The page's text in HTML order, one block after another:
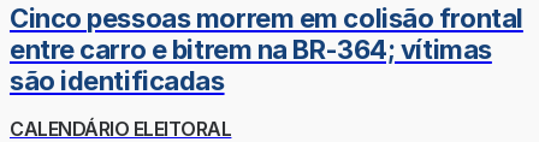
Cinco pessoas morrem em colisão frontal
entre carro e bitrem na BR-364; vítimas
são identificadas
CALENDÁRIO ELEITORAL